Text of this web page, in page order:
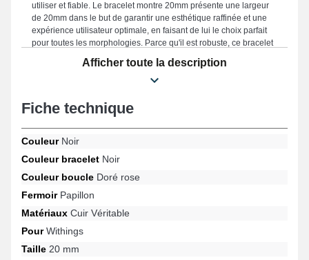
utiliser et fiable. Le bracelet montre 20mm présente une largeur
de 20mm dans le but de garantir une esthétique raffinée et une
expérience utilisateur optimale, en faisant de lui le choix parfait
pour toutes les morphologies. Parce qu'il est robuste, ce bracelet
remplacer un endommagé ou cassé. Combinant esthétique
soignée et praticité pour combler les attentes des adeptes de
s'accommode parfaitement à tous les styles. Posé sur cette sorte
de bracelet de montre connectée, elle est compatible avec ce
genre sur le format de ScanWatch 2 42 mm, Steel HR 40 mm,
Steel HR Sport, ScanWatch Horizon, ScanWatch Nova 42 mm,
ScanWatch 42 mm et bien plus encore de la marque Withings,
et compatibilité étendue, cet accessoire horloger Withings permet
une adaptabilité étendue avec une large gamme de manière
Afficher toute la description
Fiche technique
CouleurNoir
Couleur bracelet Noir
Couleur boucle Doré rose
FermoirPapillon
Matériaux Cuir Véritable
PourWithings
Taille 20 mm